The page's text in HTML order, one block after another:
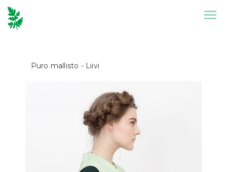
Referenssit
Suunnittelu
Yhteystiedot
Puro mallisto - Liivi